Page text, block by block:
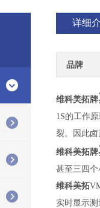
详细
品牌
维科美拓牌
1S的工作
裂。因此
维科美拓牌
甚至三四
维科美拓
实时显示